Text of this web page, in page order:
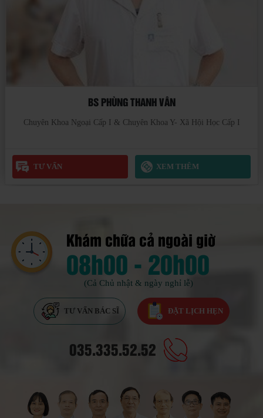
BS NGUYỄN ĐÌNH QUÝ
Chuyên Khoa Ngoại Cấp 1
TƯ VẤN XEM THÊM
Khám chữa cả ngoài giờ
08h00 - 20h00
(Cả Chủ nhật & ngày nghỉ lễ)
TƯ VẤN BÁC SĨ ĐẶT LỊCH HẸN
035.335.52.52